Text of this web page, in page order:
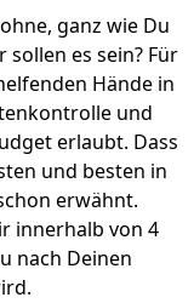
ganz wie Du
es sein? Für
Hände in
und
erlaubt. Dass
und besten in
erwähnt.
innerhalb von 4
nach Deinen